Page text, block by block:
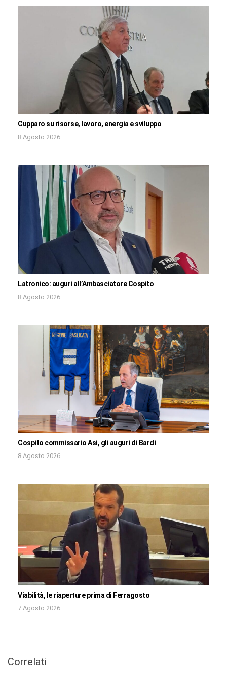
Cupparo su risorse, lavoro, energia e sviluppo
8 Agosto 2026
Latronico: auguri all’Ambasciatore Cospito
8 Agosto 2026
Cospito commissario Asi, gli auguri di Bardi
8 Agosto 2026
Viabilità, le riaperture prima di Ferragosto
7 Agosto 2026
Correlati